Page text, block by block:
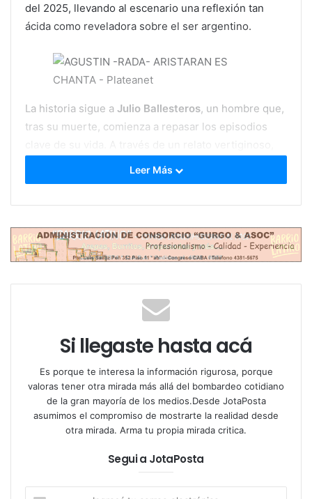
del 2025, llevando al escenario una reflexión tan
ácida como reveladora sobre el ser argentino.
La historia sigue a Julio Ballesteros, un hombre que,
tras su muerte, comienza a repasar los episodios
se adentra en las contradicciones,
hipocresías y miserias del protagonista, que bien
“argentinidad” tan difícil de definir, pero tan fácil de
reconocer.
constantemente y una puesta en escena con
lenguaje cinematográfico, la obra se aleja del teatro
tradicional.
Chantapropone un formato visual
impactante, donde no hay espacios fijos: hay
imágenes en movimiento, cambios de tono
permanentes y un humor que va del sarcasmo a la
emoción.
Leer Más
Si llegaste hasta acá
Es porque te interesa la información rigurosa, porque
valoras tener otra mirada más allá del bombardeo cotidiano
de la gran mayoría de los medios.Desde JotaPosta
asumimos el compromiso de mostrarte la realidad desde
otra mirada. Arma tu propia mirada critica.
Segui a JotaPosta